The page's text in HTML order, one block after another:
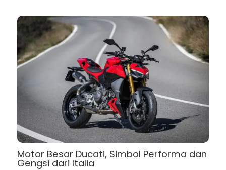
Motor Besar Ducati, Simbol Performa dan
Gengsi dari Italia